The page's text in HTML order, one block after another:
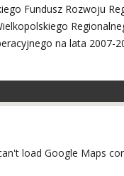
Fundusz Rozwoju
na lata 2007-
load Google Maps